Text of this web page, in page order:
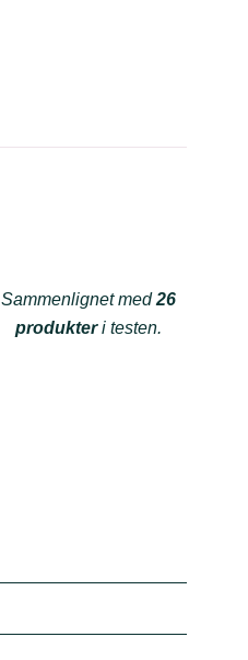
Sammenlignet med26
produkteri testen.